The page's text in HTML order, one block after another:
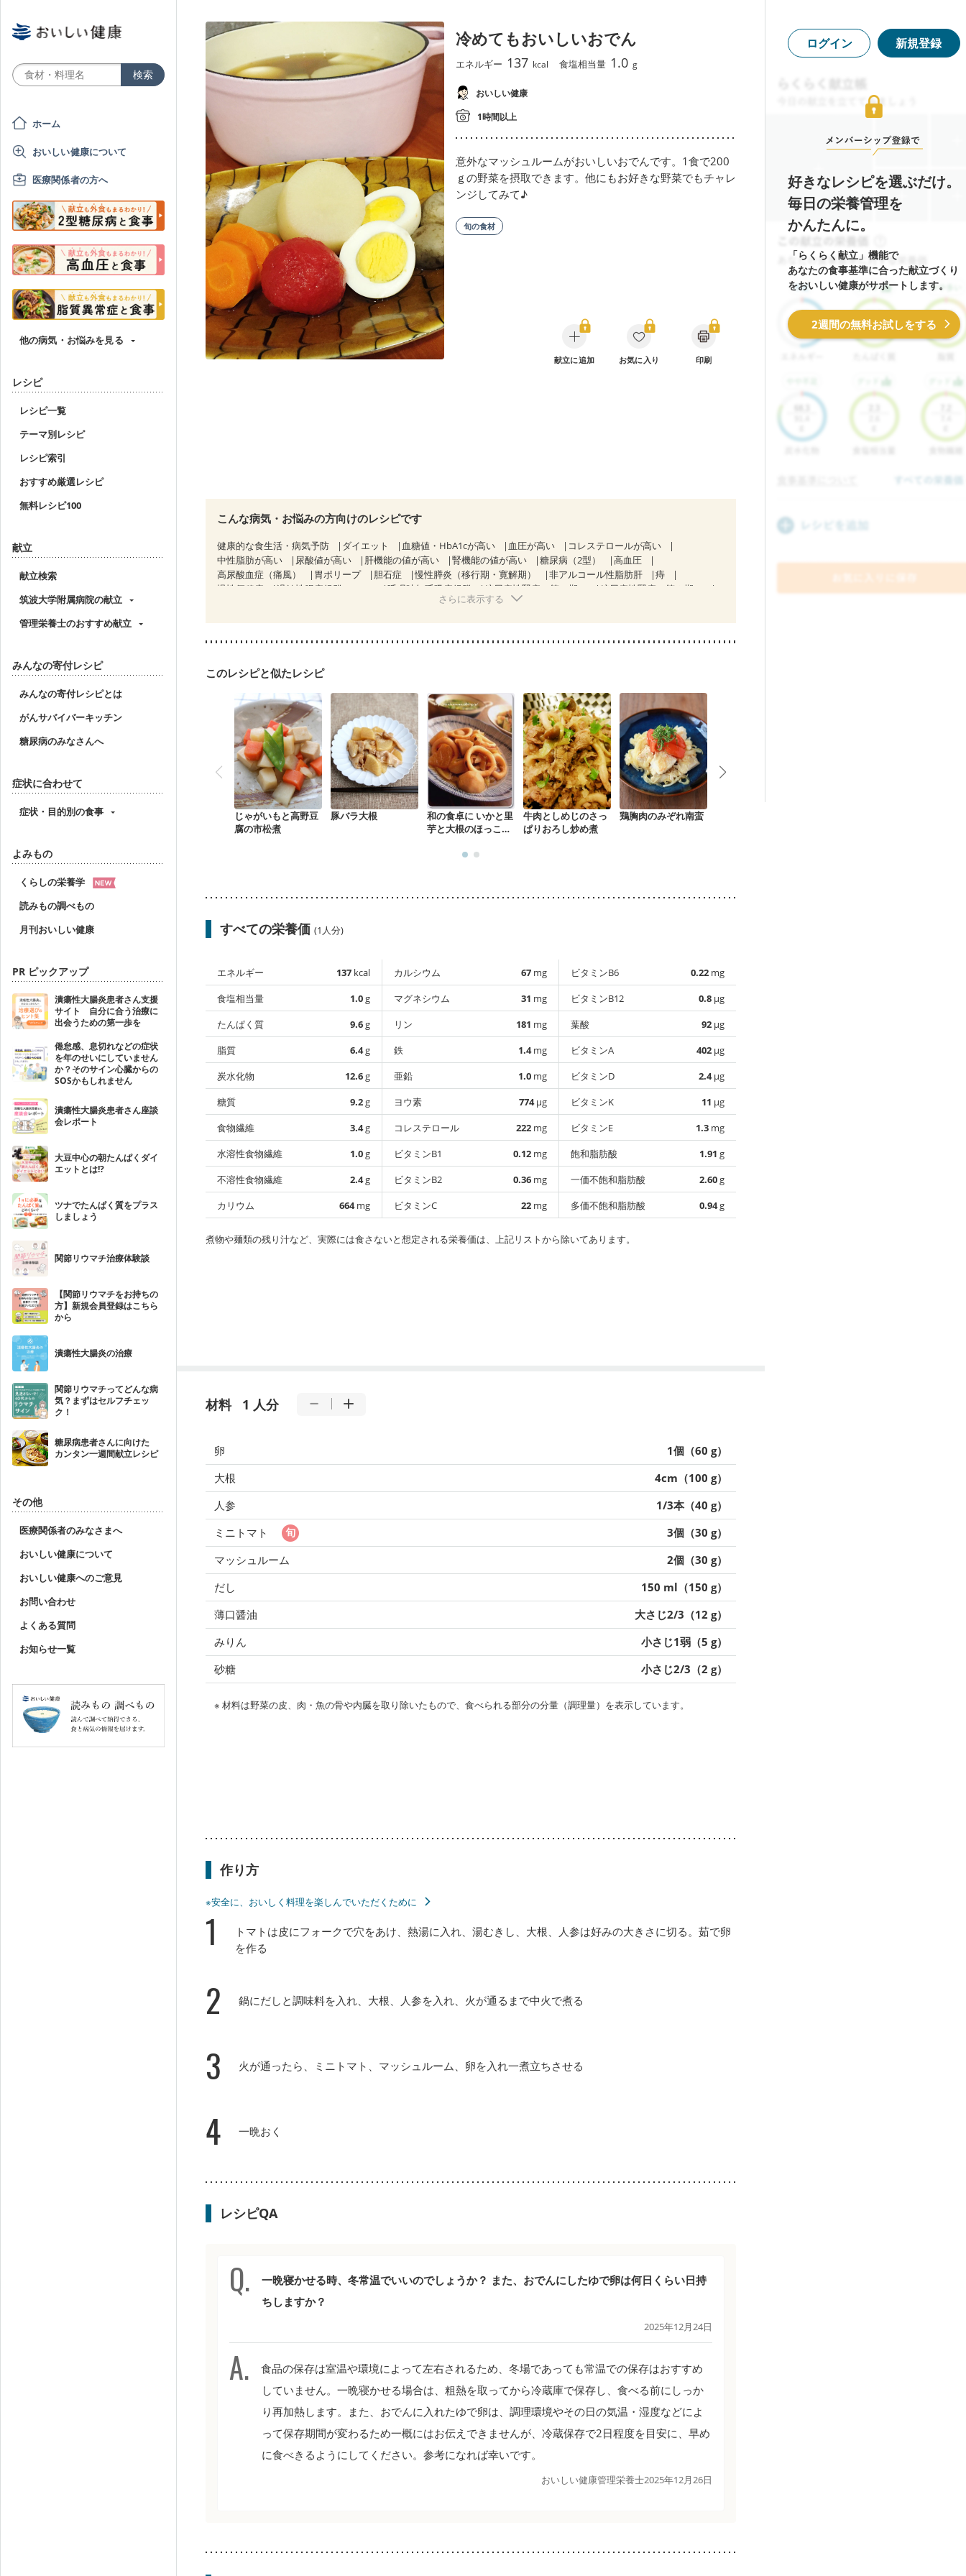
ホーム
おいしい健康について
医療関係者の方へ
他の病気・お悩みを見る
レシピ
レシピ一覧
テーマ別レシピ
レシピ索引
おすすめ厳選レシピ
無料レシピ100
献立
献立検索
筑波大学附属病院の献立
管理栄養士のおすすめ献立
みんなの寄付レシピ
みんなの寄付レシピとは
がんサバイバーキッチン
糖尿病のみなさんへ
症状に合わせて
症状・目的別の食事
よみもの
くらしの栄養学
読みもの調べもの
月刊おいしい健康
PR ピックアップ
潰瘍性大腸炎患者さん支援
サイト 自分に合う治療に
出会うための第一歩を
倦怠感、息切れなどの症状
を年のせいにしていません
か？そのサイン心臓からの
SOSかもしれません
潰瘍性大腸炎患者さん座談
会レポート
大豆中心の朝たんぱくダイ
エットとは!?
ツナでたんぱく質をプラス
しましょう
関節リウマチ治療体験談
【関節リウマチをお持ちの
方】新規会員登録はこちら
から
潰瘍性大腸炎の治療
関節リウマチってどんな病
気？まずはセルフチェッ
ク！
糖尿病患者さんに向けた
カンタン一週間献立レシピ
その他
医療関係者のみなさまへ
おいしい健康について
おいしい健康へのご意見
お問い合わせ
よくある質問
お知らせ一覧
冷めてもおいしいおでん
エネルギー 137 kcal 食塩相当量 1.0 g
おいしい健康
1時間以上
意外なマッシュルームがおいしいおでんです。1食で200
ｇの野菜を摂取できます。他にもお好きな野菜でもチャレ
ンジしてみて♪
旬の食材
献立に追加 お気に入り 印刷
こんな病気・お悩みの方向けのレシピです
健康的な食生活・病気予防 ダイエット 血糖値・HbA1cが高い 血圧が高い
コレステロールが高い
中性脂肪が高い
尿酸値が高い 肝機能の値が高い 腎機能の値が高い 糖尿病（2型）
高血圧
高尿酸血症（痛風）
胃ポリープ 胆石症 慢性膵炎（移行期・寛解期） 非アルコール性脂肪肝
痔
慢性便秘症
過敏性腸症候群（IBS） 睡眠時無呼吸症候群 糖尿病性腎症（第１期）
糖尿病性腎症（第２期）
CKD（ステージ２）
妊婦健診・体重増加が気になる（初期）
妊婦健診・血圧が気になる（初期）
産後（ミルク）
関節リウマチ
さらに表示する
このレシピと似たレシピ
じゃがいもと高野豆
腐の市松煮
豚バラ大根
和の食卓に いかと里
芋と大根のほっこり
牛肉としめじのさっ
ぱりおろし炒め煮
鶏胸肉のみぞれ南蛮
すべての栄養価 (1人分)
エネルギー 137 kcal
食塩相当量
1.0g
たんぱく質
9.6g
脂質
6.4g
炭水化物
12.6g
糖質
9.2g
食物繊維
3.4g
水溶性食物繊維
1.0g
不溶性食物繊維
2.4g
カリウム
664mg
カルシウム 67 mg
マグネシウム
31 mg
リン
181 mg
鉄
1.4mg
亜鉛
1.0 mg
ヨウ素
774µg
コレステロール
222 mg
ビタミンB1
0.12 mg
ビタミンB2
0.36 mg
ビタミンC
22 mg
ビタミンB6 0.22 mg
ビタミンB12
0.8 µg
葉酸
92 µg
ビタミンA
402 µg
ビタミンD
2.4µg
ビタミンK
11 µg
ビタミンE
1.3 mg
飽和脂肪酸
1.91 g
一価不飽和脂肪酸
2.60g
多価不飽和脂肪酸
0.94g
煮物や麺類の残り汁など、実際には食さないと想定される栄養価は、上記リストから除いてあります。
材料 1 人分
卵
1個（60 g）
大根
4cm（100 g）
人参
1/3本（40 g）
ミニトマト
3個（30 g）
マッシュルーム
2個（30 g）
だし
150 ml（150 g）
薄口醤油
大さじ2/3（12 g）
みりん
小さじ1弱（5 g）
砂糖
小さじ2/3（2 g）
※ 材料は野菜の皮、肉・魚の骨や内臓を取り除いたもので、食べられる部分の分量（調理量）を表示しています。
作り方
※安全に、おいしく料理を楽しんでいただくために
1
トマトは皮にフォークで穴をあけ、熱湯に入れ、湯むきし、大根、人参は好みの大きさに切る。茹で卵
を作る
2 鍋にだしと調味料を入れ、大根、人参を入れ、火が通るまで中火で煮る
3 火が通ったら、ミニトマト、マッシュルーム、卵を入れ一煮立ちさせる
4 一晩おく
レシピQA
一晩寝かせる時、冬常温でいいのでしょうか？ また、おでんにしたゆで卵は何日くらい日持
ちしますか？
2025年12月24日
食品の保存は室温や環境によって左右されるため、冬場であっても常温での保存はおすすめ
していません。一晩寝かせる場合は、粗熱を取ってから冷蔵庫で保存し、食べる前にしっか
り再加熱します。また、おでんに入れたゆで卵は、調理環境やその日の気温・湿度などによ
って保存期間が変わるため一概にはお伝えできませんが、冷蔵保存で2日程度を目安に、早め
に食べきるようにしてください。参考になれば幸いです。
おいしい健康管理栄養士2025年12月26日
ログイン 新規登録
好きなレシピを選ぶだけ。
毎日の栄養管理を
かんたんに。
「らくらく献立」機能で
あなたの食事基準に合った献立づくり
をおいしい健康がサポートします。
2週間の無料お試しをする